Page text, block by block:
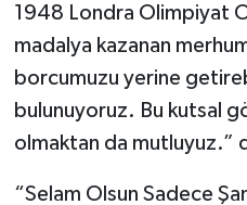
1948 Londra Olimpiyat
madalya kazanan
borcumuzu yerine
bulunuyoruz. Bu kutsal
olmaktan da mutluyuz.”
“Selam Olsun Sadece